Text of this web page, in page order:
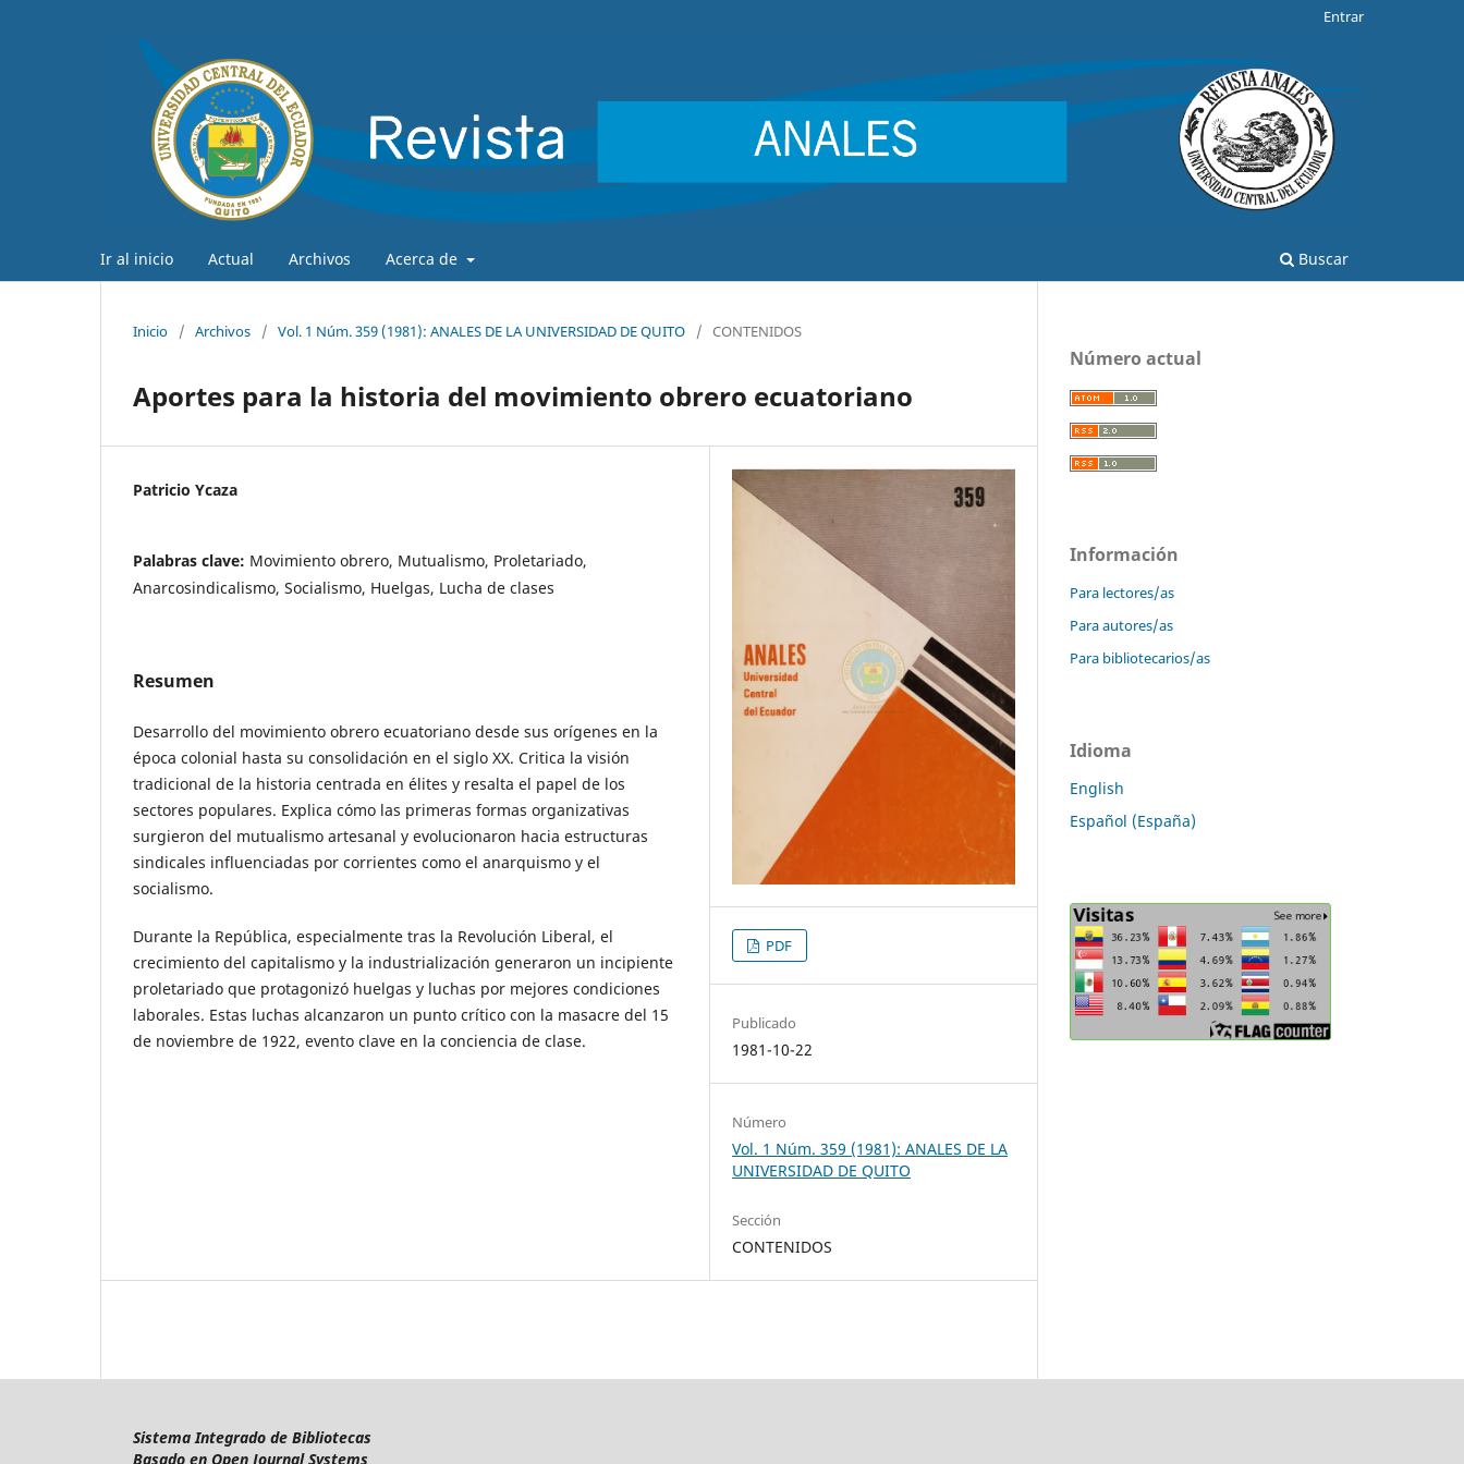
Ir al inicio Actual Archivos Acerca de Buscar
Entrar
Inicio / Archivos / Vol. 1 Núm. 359 (1981): ANALES DE LA UNIVERSIDAD DE QUITO / CONTENIDOS
Aportes para la historia del movimiento obrero ecuatoriano
Patricio Ycaza
Palabras clave: Movimiento obrero, Mutualismo, Proletariado,
Anarcosindicalismo, Socialismo, Huelgas, Lucha de clases
Resumen
Desarrollo del movimiento obrero ecuatoriano desde sus orígenes en la
época colonial hasta su consolidación en el siglo XX. Critica la visión
tradicional de la historia centrada en élites y resalta el papel de los
sectores populares. Explica cómo las primeras formas organizativas
surgieron del mutualismo artesanal y evolucionaron hacia estructuras
sindicales influenciadas por corrientes como el anarquismo y el
socialismo.
Durante la República, especialmente tras la Revolución Liberal, el
crecimiento del capitalismo y la industrialización generaron un incipiente
proletariado que protagonizó huelgas y luchas por mejores condiciones
laborales. Estas luchas alcanzaron un punto crítico con la masacre del 15
de noviembre de 1922, evento clave en la conciencia de clase.
PDF
Publicado
1981-10-22
Número
Vol. 1 Núm. 359 (1981): ANALES DE LA
UNIVERSIDAD DE QUITO
Sección
CONTENIDOS
Número actual
Información
Para lectores/as
Para autores/as
Para bibliotecarios/as
Idioma
English
Español (España)
Sistema Integrado de Bibliotecas
Basado en Open Journal Systems